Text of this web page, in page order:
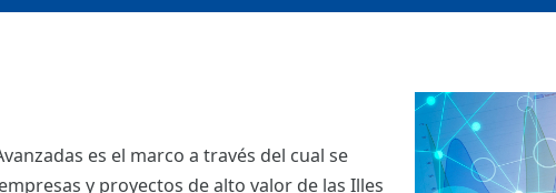
es el marco a través del cual se
y proyectos de alto valor de las Illes